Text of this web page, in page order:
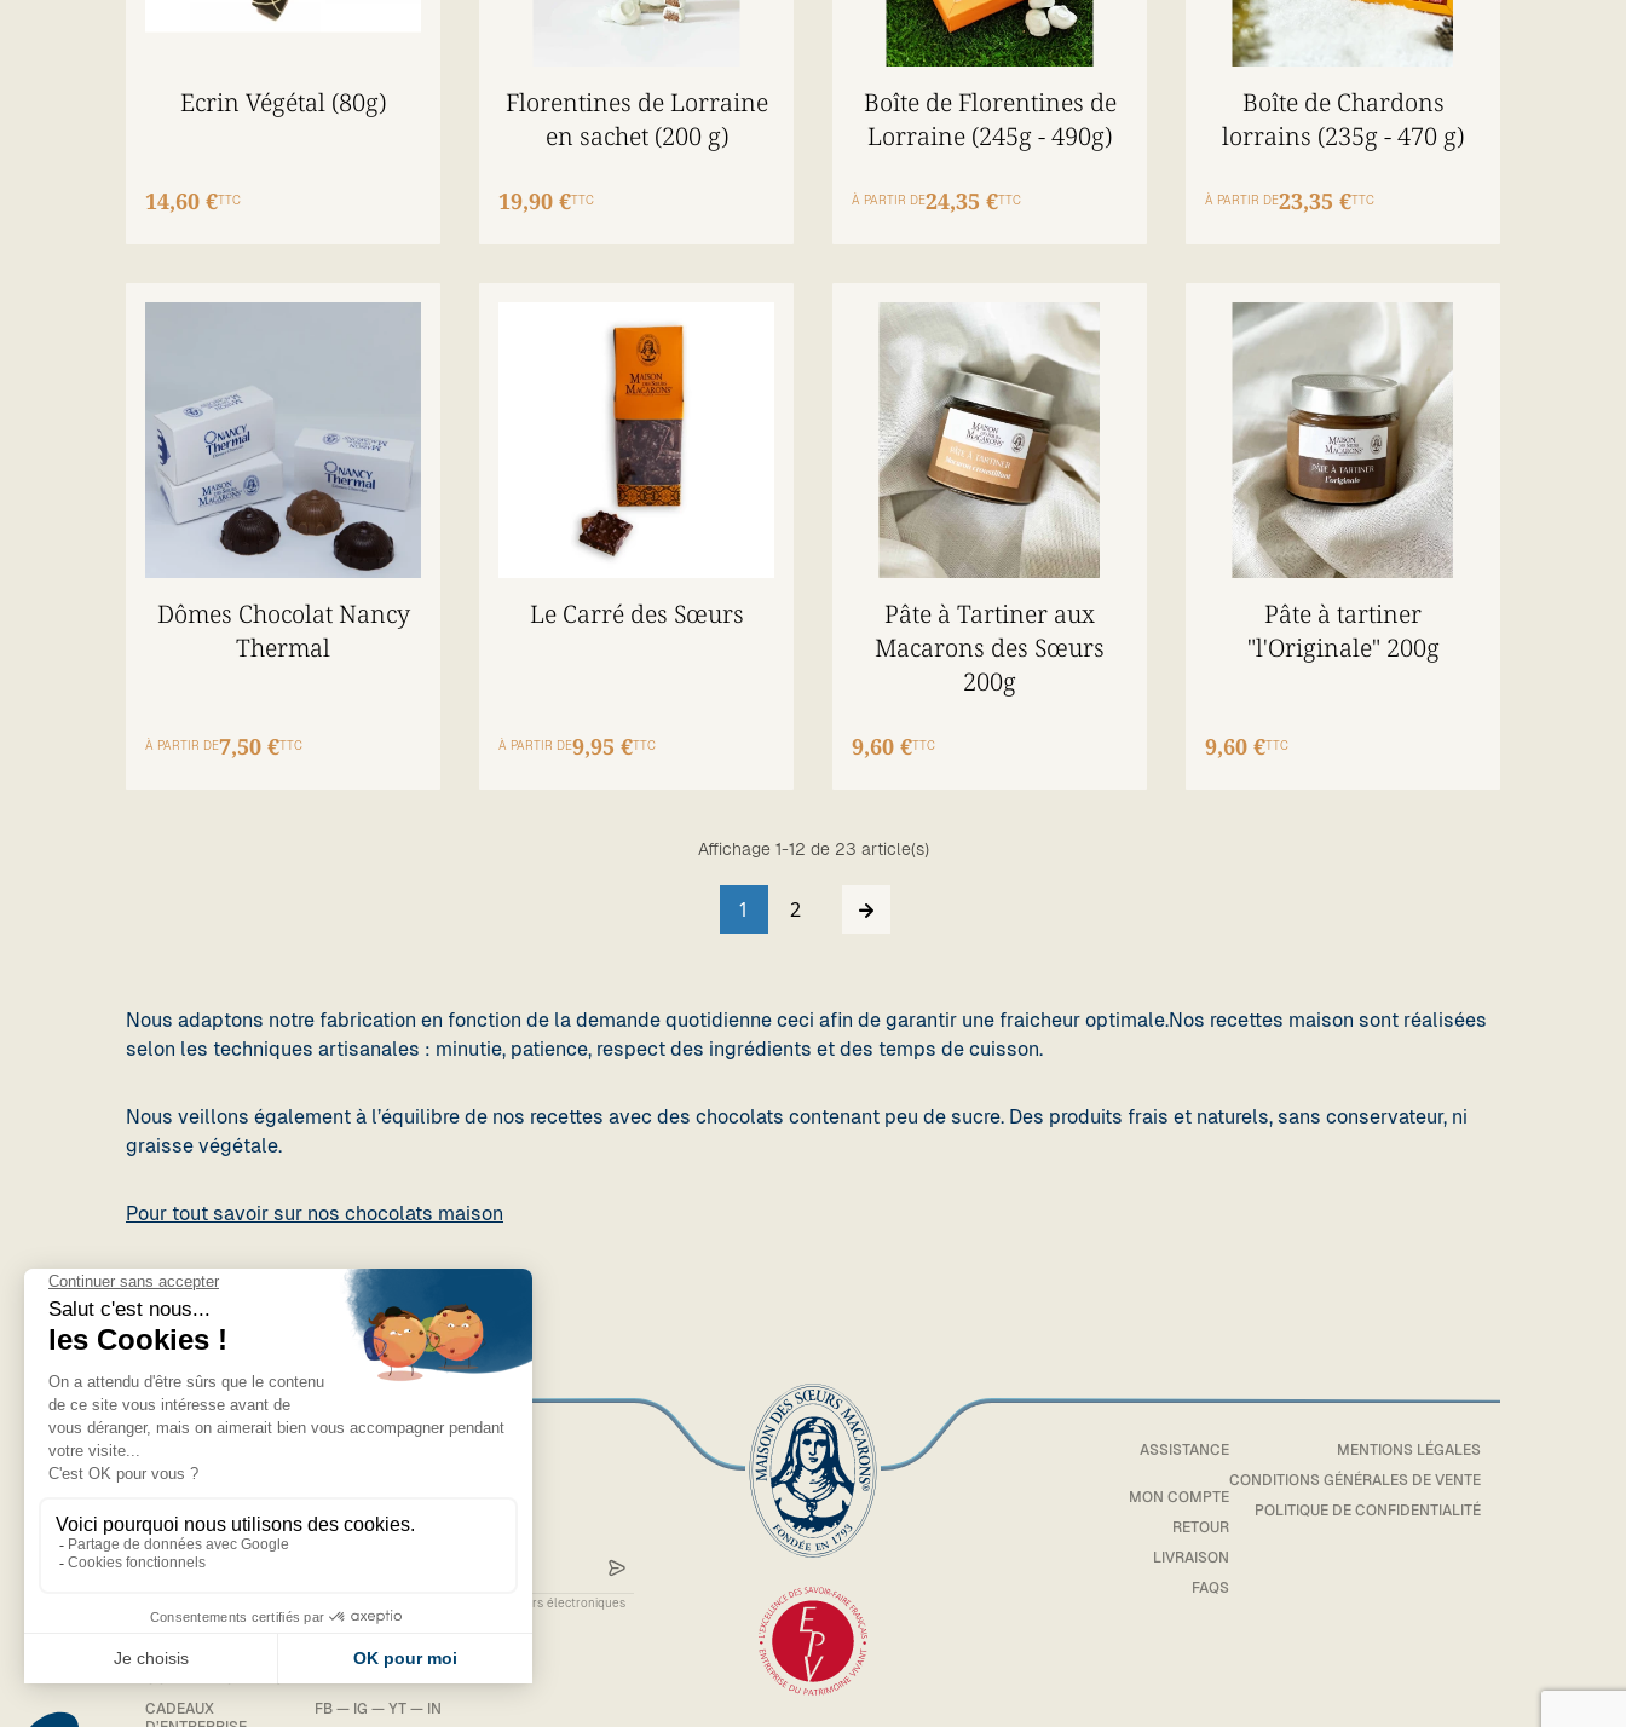
Ecrin Végétal (80g)
14,60 €TTC
Florentines de Lorraine
en sachet (200 g)
19,90 €TTC
Boîte de Florentines de
Lorraine (245g - 490g)
À PARTIR DE24,35 €TTC
Boîte de Chardons
lorrains (235g - 470 g)
À PARTIR DE23,35 €TTC
Dômes Chocolat Nancy
Thermal
À PARTIR DE7,50 €TTC
Le Carré des Sœurs
À PARTIR DE9,95 €TTC
Pâte à Tartiner aux
Macarons des Sœurs
200g
9,60 €TTC
Pâte à tartiner
"l'Originale" 200g
9,60 €TTC
Affichage 1-12 de 23 article(s)
1 2
Nous adaptons notre fabrication en fonction de la demande quotidienne ceci afin de garantir une fraicheur optimale.Nos recettes maison sont réalisées
selon les techniques artisanales : minutie, patience, respect des ingrédients et des temps de cuisson.
Nous veillons également à l’équilibre de nos recettes avec des chocolats contenant peu de sucre. Des produits frais et naturels, sans conservateur, ni
graisse végétale.
Pour tout savoir sur nos chocolats maison
LE MACARON
LA BERGAMOTE
LE CHOCOLAT
AUTRES SPÉCIALITÉS
CADEAUX
NEWSLETTER
J’accepte de recevoir des courriers électroniques
promotionnels.
FB— IG — YT— IN
ASSISTANCE
MON COMPTE
RETOUR
LIVRAISON
FAQS
MENTIONS LÉGALES
CONDITIONS GÉNÉRALES DE VENTE
POLITIQUE DE CONFIDENTIALITÉ